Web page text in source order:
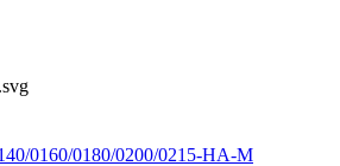
0160/0180/0200/0215-HA-M